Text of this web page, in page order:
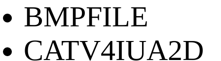
BMPFILE
CATV4IUA2D